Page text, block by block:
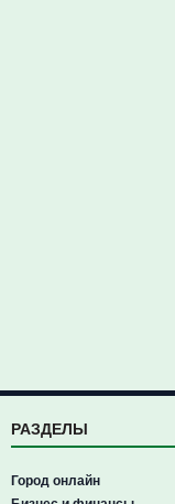
РАЗДЕЛЫ
Город онлайн